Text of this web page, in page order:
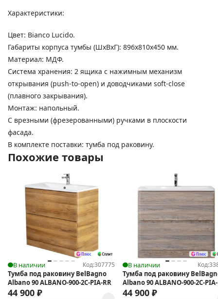
Характеристики:
Цвет: Bianco Lucido.
Габариты корпуса тумбы (ШхВхГ): 896х810х450 мм.
Материал: МДФ.
Система хранения: 2 ящика с нажимным механизм
открывания (push-to-open) и доводчиками soft-close
(плавного закрывания).
Монтаж: напольный.
C врезными (фрезерованными) ручками в плоскости
фасада.
В комплекте поставки: тумба под раковину.
Похожие товары
В наличии Код:307775
Тумба под раковину BelBagno
Albano 90 ALBANO-900-2C-PIA-RR
44 900 ₽
В наличии Код:
Тумба под раковину
Albano 90 ALBANO-900-2C-PIA-
44 900 ₽